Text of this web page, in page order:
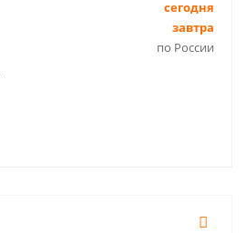
сегодня
завтра
по России